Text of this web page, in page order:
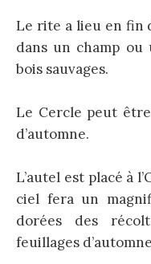
Le rite a lieu en fin
dans un champ ou
bois sauvages.
Le Cercle peut
d’automne.
L’autel est placé à
ciel fera un
dorées des
feuillages